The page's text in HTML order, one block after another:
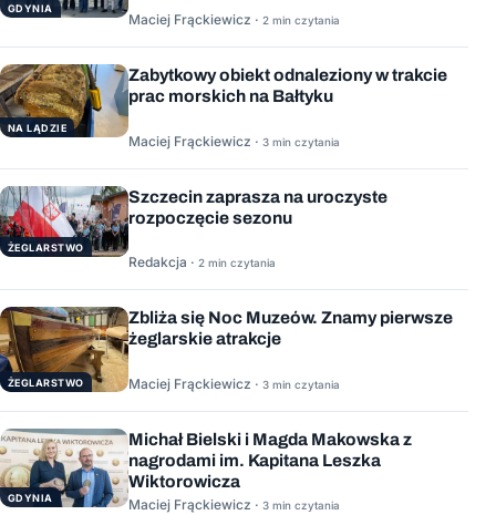
GDYNIA
Maciej Frąckiewicz · 2 min czytania
NA LĄDZIE
Zabytkowy obiekt odnaleziony w trakcie
prac morskich na Bałtyku
Maciej Frąckiewicz · 3 min czytania
ŻEGLARSTWO
Szczecin zaprasza na uroczyste
rozpoczęcie sezonu
Redakcja · 2 min czytania
ŻEGLARSTWO
Zbliża się Noc Muzeów. Znamy pierwsze
żeglarskie atrakcje
Maciej Frąckiewicz · 3 min czytania
GDYNIA
Michał Bielski i Magda Makowska z
nagrodami im. Kapitana Leszka
Wiktorowicza
Maciej Frąckiewicz · 3 min czytania